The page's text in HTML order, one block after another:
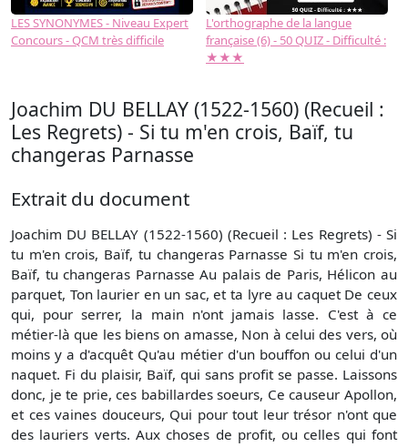
LES SYNONYMES - Niveau Expert
Concours - QCM très difficile
L'orthographe de la langue
française (6) - 50 QUIZ - Difficulté :
★★★
Joachim DU BELLAY (1522-1560) (Recueil :
Les Regrets) - Si tu m'en crois, Baïf, tu
changeras Parnasse
Extrait du document
Joachim DU BELLAY (1522-1560) (Recueil : Les Regrets) - Si
tu m'en crois, Baïf, tu changeras Parnasse Si tu m'en crois,
Baïf, tu changeras Parnasse Au palais de Paris, Hélicon au
parquet, Ton laurier en un sac, et ta lyre au caquet De ceux
qui, pour serrer, la main n'ont jamais lasse. C'est à ce
métier-là que les biens on amasse, Non à celui des vers, où
moins y a d'acquêt Qu'au métier d'un bouffon ou celui d'un
naquet. Fi du plaisir, Baïf, qui sans profit se passe. Laissons
donc, je te prie, ces babillardes soeurs, Ce causeur Apollon,
et ces vaines douceurs, Qui pour tout leur trésor n'ont que
des lauriers verts. Aux choses de profit, ou celles qui font